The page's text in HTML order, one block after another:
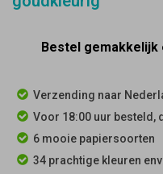
Bestel
Verzending naar
Voor 18:00 uur besteld,
6 mooie papiersoorten
34 prachtige kleuren